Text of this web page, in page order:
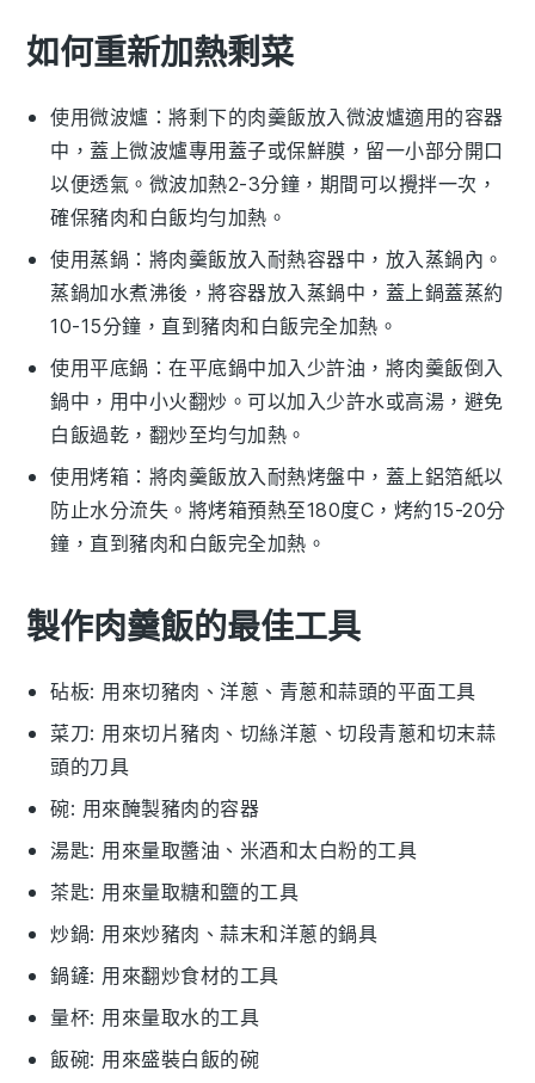
如何重新加熱剩菜
使用微波爐：將剩下的肉羹飯放入微波爐適用的容器
中，蓋上微波爐專用蓋子或保鮮膜，留一小部分開口
以便透氣。微波加熱2-3分鐘，期間可以攪拌一次，
確保豬肉和 白飯均勻加熱。
使用蒸鍋：將肉羹飯放入耐熱容器中，放入蒸鍋內。
蒸鍋加水煮沸後，將容器放入蒸鍋中，蓋上鍋蓋蒸約
10-15分鐘，直到豬肉和 白飯完全加熱。
使用平底鍋：在平底鍋中加入少許油 ，將肉羹飯倒入
鍋中，用中小火翻炒。可以加入少許水或高湯 ，避免
白飯過乾，翻炒至均勻加熱。
使用烤箱：將肉羹飯放入耐熱烤盤中，蓋上鋁箔紙以
防止水分流失。將烤箱預熱至180度C，烤約15-20分
鐘，直到豬肉和 白飯完全加熱。
製作肉羹飯的最佳工具
砧板: 用來切豬肉、洋蔥、青蔥和蒜頭的平面工具
菜刀: 用來切片豬肉、切絲洋蔥、切段青蔥和切末蒜
頭的刀具
碗: 用來醃製豬肉的容器
湯匙: 用來量取醬油、米酒和太白粉的工具
茶匙: 用來量取糖和鹽的工具
炒鍋: 用來炒豬肉、蒜末和洋蔥的鍋具
鍋鏟: 用來翻炒食材的工具
量杯: 用來量取水的工具
飯碗: 用來盛裝白飯的碗